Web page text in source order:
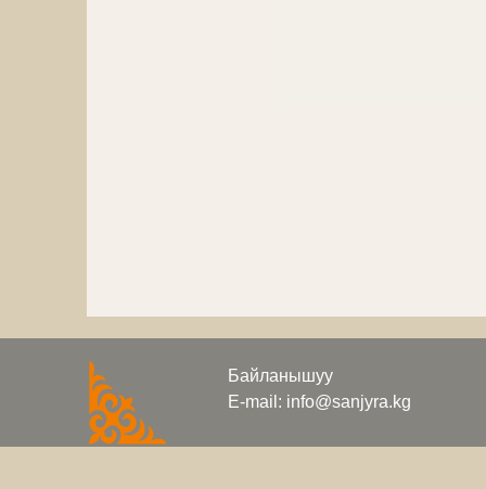
Байланышуу
E-mail: info@sanjyra.kg